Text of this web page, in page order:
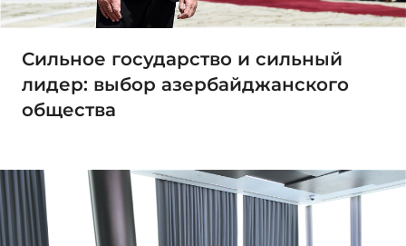
Сильное государство и сильный
лидер: выбор азербайджанского
общества